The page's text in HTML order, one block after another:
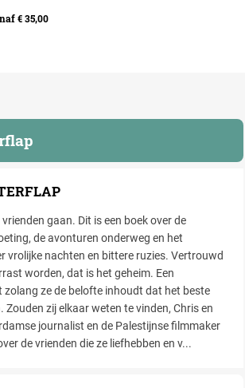
€ 35,00
gaan. Dit is een boek over de
de avonturen onderweg en het
vrolijke nachten en bittere ruzies. Vertrouwd
worden, dat is het geheim. Een
zolang ze de belofte inhoudt dat het beste
Zouden zij elkaar weten te vinden, Chris en
journalist en de Palestijnse filmmaker
de vrienden die ze liefhebben en v...